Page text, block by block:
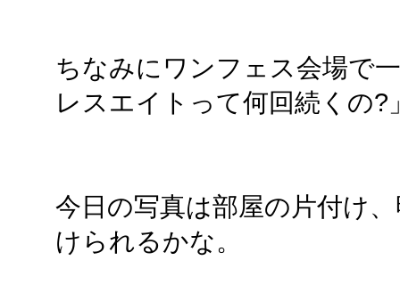
ちなみにワンフェス会場で
レスエイトって何回続くの?
今日の写真は部屋の片付け
けられるかな。